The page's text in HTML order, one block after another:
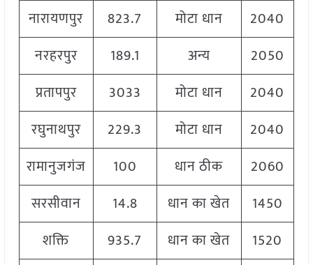
नारायणपुर
823.7 मोटा धान 2040
नरहरपुर
189.1 अन्य 2050
प्रतापपुर
3033 मोटा धान 2040
रघुनाथपुर
229.3 मोटा धान 2040
रामानुजगंज
100 धान ठीक 2060
सरसीवान
14.8 धान का खेत 1450
शक्ति
935.7 धान का खेत 1520